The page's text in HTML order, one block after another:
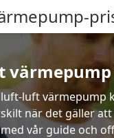
värmepump
luft värmepump
när det gäller
vår guide och